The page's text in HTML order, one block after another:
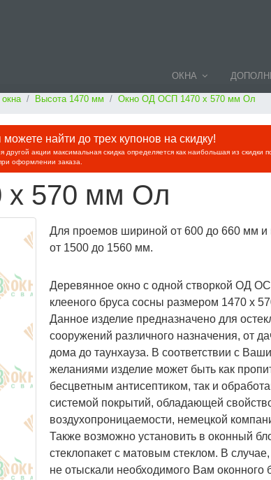
ОКНА
Высота 1470 мм Окно ОД ОСП 1470 х 570 мм Ол
найти до трех купонов на скидку!
другой акции максимальная скидка определяется как наибольшая из
оформлении заказа.
570 мм Ол
Для проемов шириной от 600 до 660 мм и
от 1500 до 1560 мм.
Деревянное окно с одной створкой ОД
клееного бруса сосны размером 1470 х
Данное изделие предназначено для
сооружений различного назначения, от
дома до таунхауза. В соответствии с
желаниями изделие может быть как
бесцветным антисептиком, так и
системой покрытий, обладающей
воздухопроницаемости, немецкой
Также возможно установить в оконный
стеклопакет с матовым стеклом. В
не отыскали необходимого Вам оконного